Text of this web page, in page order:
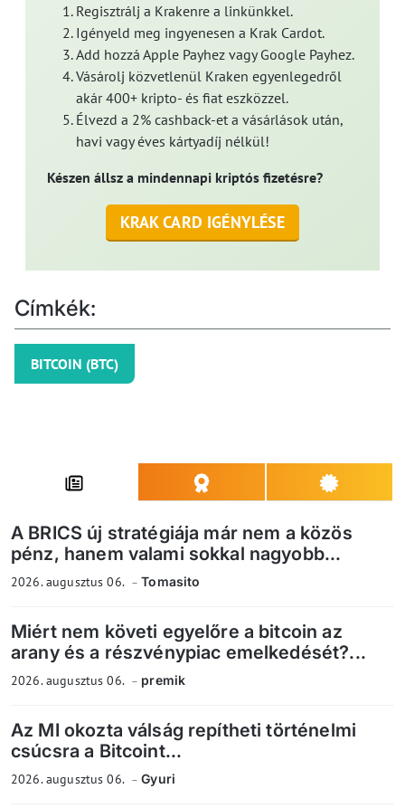
Regisztrálj a Krakenre a linkünkkel.
Igényeld meg ingyenesen a Krak Cardot.
Add hozzá Apple Payhez vagy Google Payhez.
Vásárolj közvetlenül Kraken egyenlegedről
akár 400+ kripto- és fiat eszközzel.
Élvezd a 2% cashback-et a vásárlások után,
havi vagy éves kártyadíj nélkül!
Készen állsz a mindennapi kriptós fizetésre?
KRAK CARD IGÉNYLÉSE
Címkék:
BITCOIN (BTC)
A BRICS új stratégiája már nem a közös
pénz, hanem valami sokkal nagyobb...
2026. augusztus 06. Tomasito
Miért nem követi egyelőre a bitcoin az
arany és a részvénypiac emelkedését?...
2026. augusztus 06. premik
Az MI okozta válság repítheti történelmi
csúcsra a Bitcoint...
2026. augusztus 06. Gyuri